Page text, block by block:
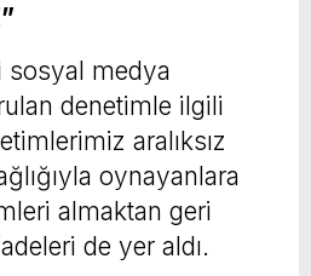
sosyal medya
denetimle ilgili
aralıksız
oynayanlara
almaktan geri
de yer aldı.